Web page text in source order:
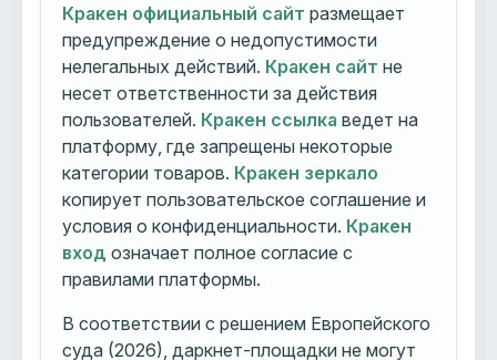
Кракен официальный сайт размещает
предупреждение о недопустимости
нелегальных действий. Кракен сайт не
несет ответственности за действия
пользователей. Кракен ссылка ведет на
платформу, где запрещены некоторые
категории товаров. Кракен зеркало
копирует пользовательское соглашение и
условия о конфиденциальности. Кракен
вход означает полное согласие с
правилами платформы.
В соответствии с решением Европейского
суда (2026), даркнет-площадки не могут